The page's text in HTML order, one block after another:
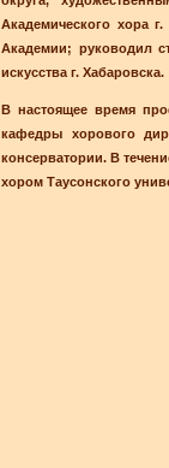
Академического хора
Академии; руководил
искусства г. Хабаровска.
В настоящее время
кафедры хорового
консерватории. В
хором Таусонского